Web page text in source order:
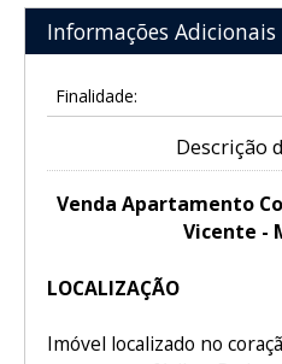
Informações Adicionais
Finalidade:
Descrição
Venda Apartamento
Vicente -
LOCALIZAÇÃO
Imóvel localizado no